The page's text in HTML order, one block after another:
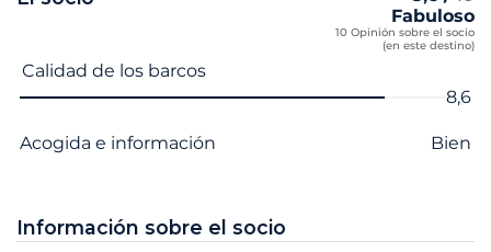
Fabuloso
10 Opinión sobre el socio
(en este destino)
Nombre del criterio
Calidad de los barcos
8,6
Acogida e información Bien
Información sobre el socio